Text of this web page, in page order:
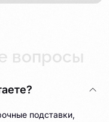
вопросы
подставки,